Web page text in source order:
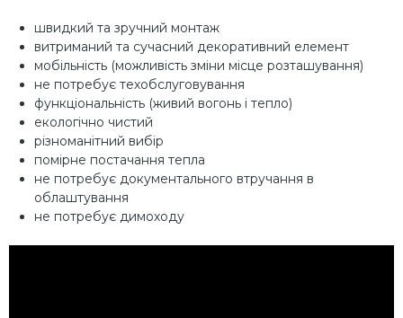
швидкий та зручний монтаж
витриманий та сучасний декоративний елемент
мобільність (можливість зміни місце розташування)
не потребує техобслуговування
функціональність (живий вогонь і тепло)
екологічно чистий
різноманітний вибір
помірне постачання тепла
не потребує документального втручання в
облаштування
не потребує димоходу